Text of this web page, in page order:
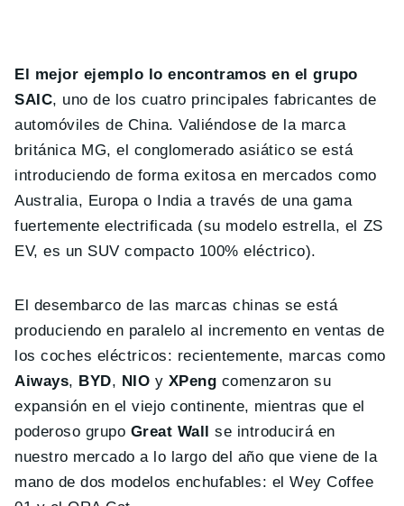
El mejor ejemplo lo encontramos en el grupo
SAIC, uno de los cuatro principales fabricantes de
automóviles de China. Valiéndose de la marca
británica MG, el conglomerado asiático se está
introduciendo de forma exitosa en mercados como
Australia, Europa o India a través de una gama
fuertemente electrificada (su modelo estrella, el ZS
EV, es un SUV compacto 100% eléctrico).
El desembarco de las marcas chinas se está
produciendo en paralelo al incremento en ventas de
los coches eléctricos: recientemente, marcas como
Aiways, BYD, NIO y XPeng comenzaron su
expansión en el viejo continente, mientras que el
poderoso grupo Great Wall se introducirá en
nuestro mercado a lo largo del año que viene de la
mano de dos modelos enchufables: el Wey Coffee